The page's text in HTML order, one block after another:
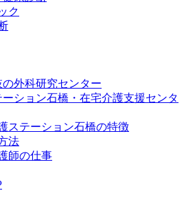
ク
の外科研究センター
ション石橋・在宅介護支援センタ
ステーション石橋の特徴
法
師の仕事